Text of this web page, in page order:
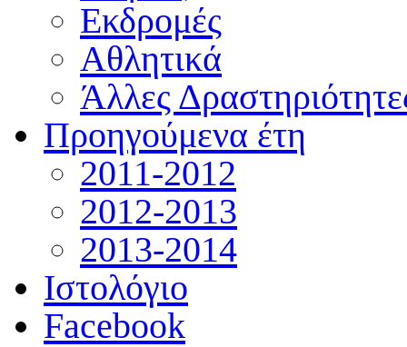
Εκδρομές
Αθλητικά
Άλλες
Προηγούμενα έτη
2011-2012
2012-2013
2013-2014
Ιστολόγιο
Facebook